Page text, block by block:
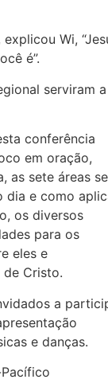
Wi,
é”.
serviram a
conferência
em oração,
as sete áreas se
dia e como
os diversos
para os
eles e
Cristo.
a
e danças.